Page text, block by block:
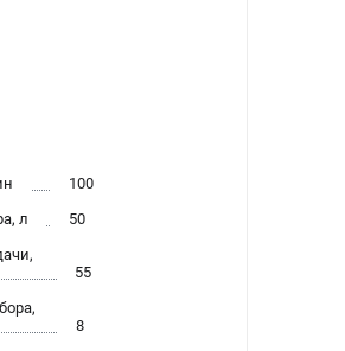
100
л
50
55
8